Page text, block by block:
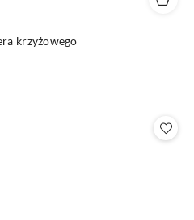
krzyżowego